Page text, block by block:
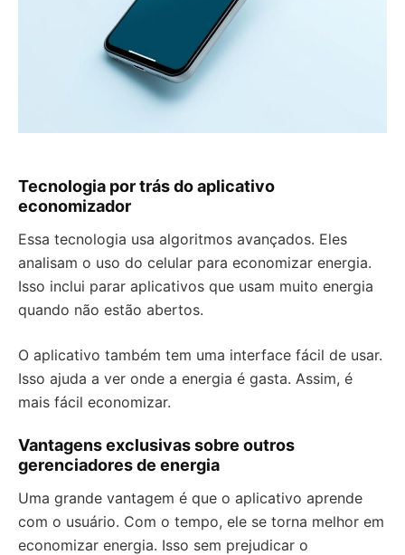
Tecnologia por trás do aplicativo
economizador
Essa tecnologia usa algoritmos avançados. Eles
analisam o uso do celular para economizar energia.
Isso inclui parar aplicativos que usam muito energia
quando não estão abertos.
O aplicativo também tem uma interface fácil de usar.
Isso ajuda a ver onde a energia é gasta. Assim, é
mais fácil economizar.
Vantagens exclusivas sobre outros
gerenciadores de energia
Uma grande vantagem é que o aplicativo aprende
com o usuário. Com o tempo, ele se torna melhor em
economizar energia. Isso sem prejudicar o